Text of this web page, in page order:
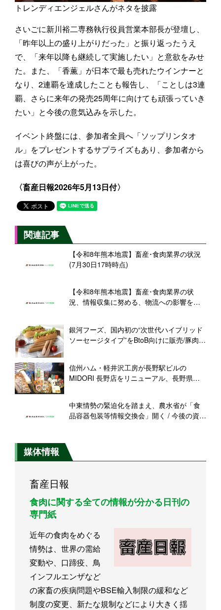
トレンディエンジェルさんがネタを披露
さいごに新川裕二専務執行役員営業本部長が登壇し、
「昨年以上の盛り上がりだった」と振り返ったうえ
で、「来年以降も継続して実施したい」と意欲をみせ
た。また、「香薫」が日本で最も売れたウインナーと
なり、2連覇を達成したことも報告し、「ことしは3連
覇、さらに来年の発売25周年に向けても頑張っていき
たい」と今後の意気込みを示した。
イベント終盤には、参加者全員へ「ソップリンタオ
ル」をプレゼントするサプライズもあり、参加者から
は喜びの声が上がった。
〈畜産日報2026年5月13日付〉
関連記事
【令和8年熊本地震】畜産･食肉業界の状況
(7月30日17時時点)
【令和8年熊本地震】畜産･食肉業界の状
況、情報収集に努める、物流への影響を懸
銀河フーズ、国内初の“次世代ハイブリッド
ソーセージタイプ”をBtoB向けに販売/豚肉
信州ハム・軽井沢工房が長野駅ビルの
MIDORI 長野店をリニューアル、長野県産
中東情勢の緊迫化を踏まえ、農水省が「食
品容器包装等情報交換会」開く / 今後の資材
媒体情報
畜産日報
食肉に関する全ての情報が分かる日刊の
専門紙
近年の食肉をめぐる
情勢は、世界の需給
変動や、口蹄疫、鳥
インフルエンザなど
の家畜の疾病問題やBSE輸入制限の緩和など
制度の変更、新たな規制などにより大きく揺